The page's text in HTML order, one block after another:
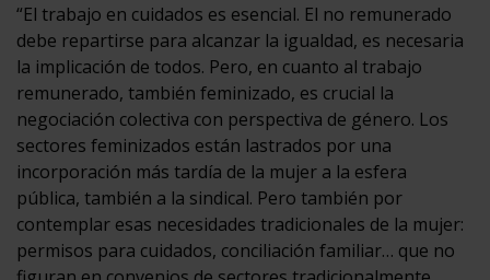
“El trabajo en cuidados es esencial. El no remunerado
debe repartirse para alcanzar la igualdad, es necesaria
la implicación de todos. Pero, en cuanto al trabajo
remunerado, también feminizado, es crucial la
negociación colectiva con perspectiva de género. Los
sectores feminizados están lastrados por una
incorporación más tardía de la mujer a la esfera
pública, también a la sindical. Pero también por
contemplar esas necesidades tradicionales de la mujer:
permisos para cuidados, conciliación familiar… que no